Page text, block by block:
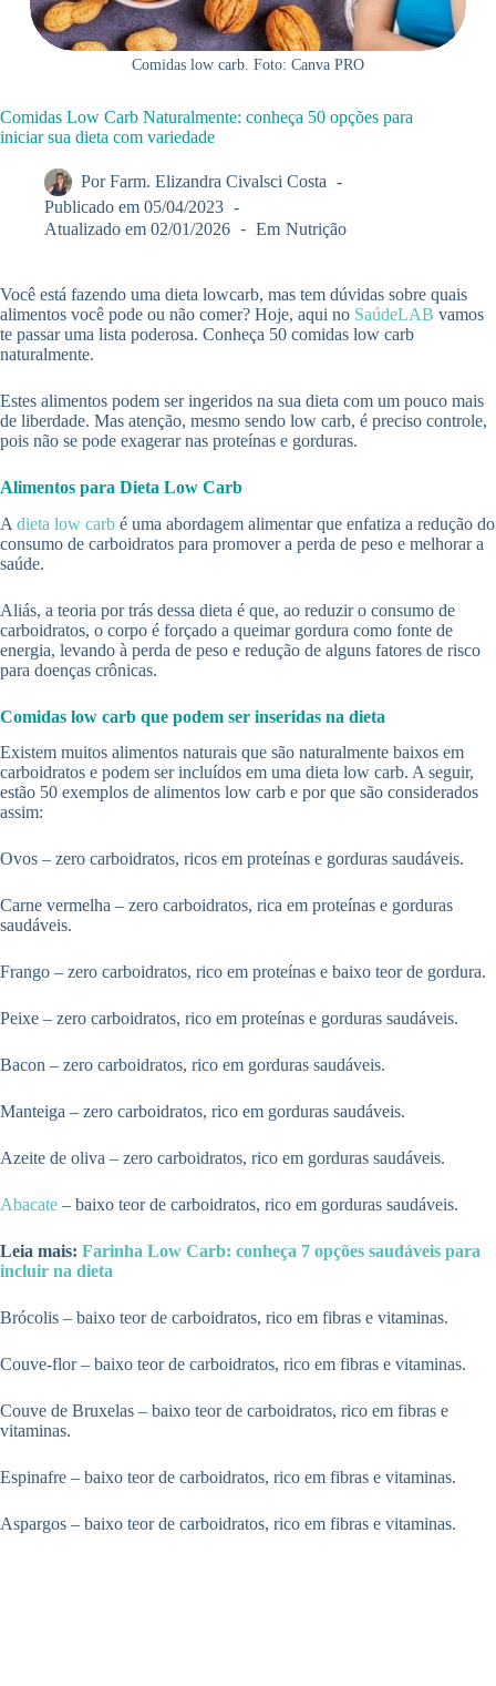
Comidas low carb. Foto: Canva PRO
Comidas Low Carb Naturalmente: conheça 50 opções para
iniciar sua dieta com variedade
Por Farm. Elizandra Civalsci Costa
Publicado em 05/04/2023
Atualizado em 02/01/2026 Em Nutrição
Você está fazendo uma dieta lowcarb, mas tem dúvidas sobre quais
alimentos você pode ou não comer? Hoje, aqui no SaúdeLAB vamos
te passar uma lista poderosa. Conheça 50 comidas low carb
naturalmente.
Estes alimentos podem ser ingeridos na sua dieta com um pouco mais
de liberdade. Mas atenção, mesmo sendo low carb, é preciso controle,
pois não se pode exagerar nas proteínas e gorduras.
Alimentos para Dieta Low Carb
A dieta low carb é uma abordagem alimentar que enfatiza a redução do
consumo de carboidratos para promover a perda de peso e melhorar a
saúde.
Aliás, a teoria por trás dessa dieta é que, ao reduzir o consumo de
carboidratos, o corpo é forçado a queimar gordura como fonte de
energia, levando à perda de peso e redução de alguns fatores de risco
para doenças crônicas.
Comidas low carb que podem ser inseridas na dieta
Existem muitos alimentos naturais que são naturalmente baixos em
carboidratos e podem ser incluídos em uma dieta low carb. A seguir,
estão 50 exemplos de alimentos low carb e por que são considerados
assim:
Ovos – zero carboidratos, ricos em proteínas e gorduras saudáveis.
Carne vermelha – zero carboidratos, rica em proteínas e gorduras
saudáveis.
Frango – zero carboidratos, rico em proteínas e baixo teor de gordura.
Peixe – zero carboidratos, rico em proteínas e gorduras saudáveis.
Bacon – zero carboidratos, rico em gorduras saudáveis.
Manteiga – zero carboidratos, rico em gorduras saudáveis.
Azeite de oliva – zero carboidratos, rico em gorduras saudáveis.
Abacate – baixo teor de carboidratos, rico em gorduras saudáveis.
Leia mais: Farinha Low Carb: conheça 7 opções saudáveis para
incluir na dieta
Brócolis – baixo teor de carboidratos, rico em fibras e vitaminas.
Couve-flor – baixo teor de carboidratos, rico em fibras e vitaminas.
Couve de Bruxelas – baixo teor de carboidratos, rico em fibras e
vitaminas.
Espinafre – baixo teor de carboidratos, rico em fibras e vitaminas.
Aspargos – baixo teor de carboidratos, rico em fibras e vitaminas.